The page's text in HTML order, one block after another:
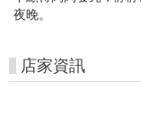
夜晚。
店家資訊